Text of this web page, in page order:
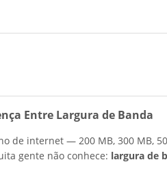
Entre Largura de Banda
de internet — 200 MB, 300 MB,
gente não conhece: largura de